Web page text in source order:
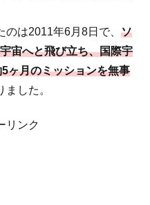
は2011年6月8日で、 ソ
宙へと飛び立ち、国際宇
ヶ月のミッションを無事
した。
リンク